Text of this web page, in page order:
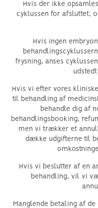
Hvis der ikke
cyklussen for afsluttet,
Hvis ingen
frysning, anses
Hvis vi efter vores
til behandling af
behandle dig af
behandlingsbooking,
men vi trækker et
dække udgifterne til
Hvis vi beslutter af en
behandling, vil vi
Manglende betaling af